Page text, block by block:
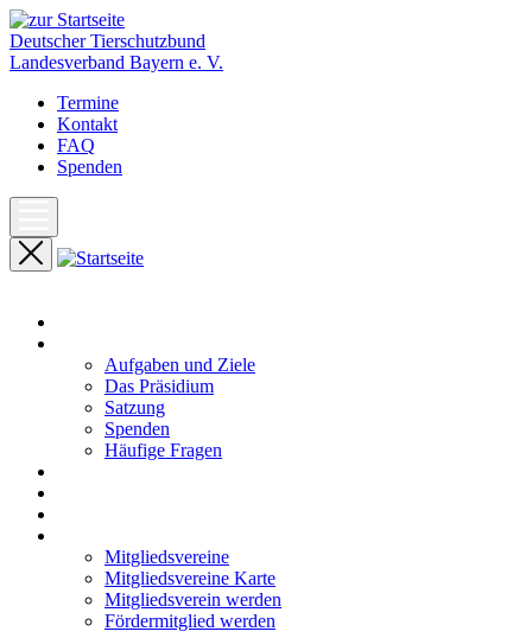
Deutscher Tierschutzbund
Landesverband Bayern e. V.
Termine
Kontakt
FAQ
Spenden
Aufgaben und Ziele
Das Präsidium
Satzung
Spenden
Häufige Fragen
Mitgliedsvereine
Mitgliedsvereine Karte
Mitgliedsverein werden
Fördermitglied werden